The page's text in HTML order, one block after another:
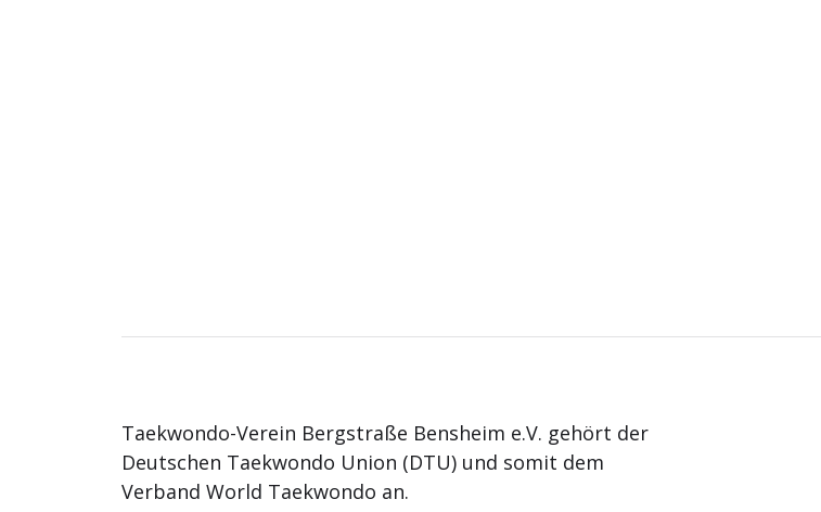
Taekwondo-Verein Bergstraße Bensheim e.V. gehört der
Deutschen Taekwondo Union (DTU) und somit dem
Verband World Taekwondo an.